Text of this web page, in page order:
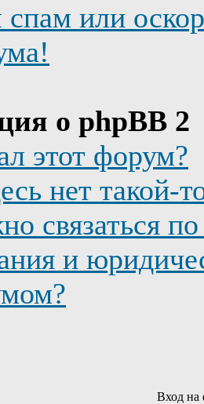
или
о phpBB 2
этот форум?
нет такой-
связаться
и
Вход на